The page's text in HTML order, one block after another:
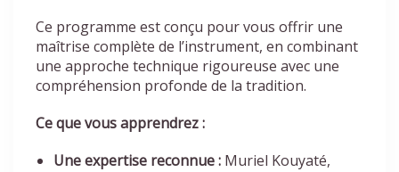
Ce programme est conçu pour vous offrir une
maîtrise complète de l’instrument, en combinant
une approche technique rigoureuse avec une
compréhension profonde de la tradition.
Ce que vous apprendrez :
Une expertise reconnue : Muriel Kouyaté,